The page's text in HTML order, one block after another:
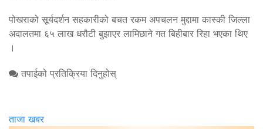
पोखराको सूर्यदर्शन सहकारीको बचत रकम अपचलन मुद्दामा कास्की जिल्ला
अदालतमा ६५ लाख धरौटी बुझाएर लामिछाने गत बिहीबार रिहा भएका थिए
।
तपाईको प्रतिक्रिया दिनुहोस्
ताजा खबर